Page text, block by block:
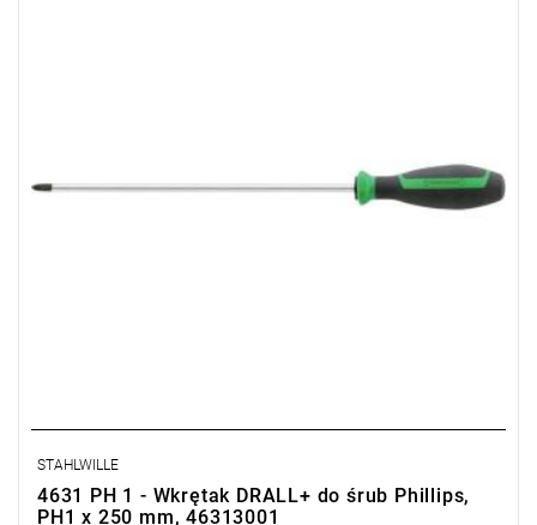
STAHLWILLE
4631 PH 1 - Wkrętak DRALL+ do śrub Phillips,
PH1 x 250 mm, 46313001